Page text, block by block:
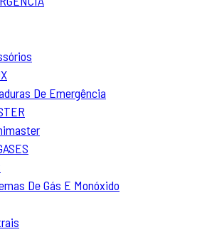
De Emergência
De Gás E Monóxido